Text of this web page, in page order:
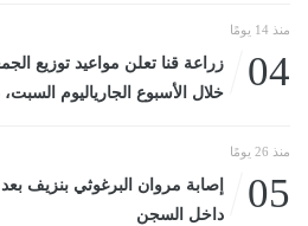
منذ 14 يومًا
04
زراعة قنا تعلن مواعيد توزيع
خلال الأسبوع الجارياليوم السبت، 25 يوليو 2026 04:00 مـ
منذ 26 يومًا
05
إصابة مروان البرغوثي بنزيف
داخل السجن